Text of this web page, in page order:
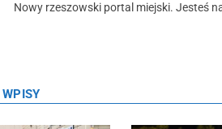
Nowy rzeszowski portal miejski. Jesteś
WPISY